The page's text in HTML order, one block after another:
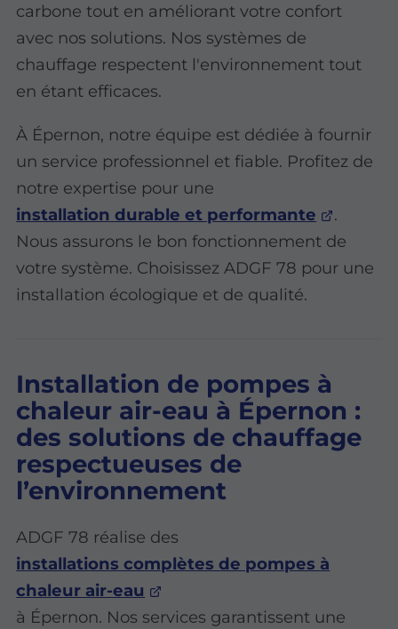
carbone tout en améliorant votre confort
avec nos solutions. Nos systèmes de
chauffage respectent l'environnement tout
en étant efficaces.
À Épernon, notre équipe est dédiée à fournir
un service professionnel et fiable. Profitez de
notre expertise pour une
installation durable et performante
.
Nous assurons le bon fonctionnement de
votre système. Choisissez ADGF 78 pour une
installation écologique et de qualité.
Installation de pompes à
chaleur air-eau à Épernon :
des solutions de chauffage
respectueuses de
l’environnement
ADGF 78 réalise des
installations complètes de pompes à
chaleur air-eau
à Épernon. Nos services garantissent une